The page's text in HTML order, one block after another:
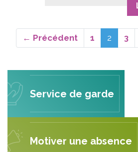
← Précédent 1 2 (actuel)
3
Service de garde
Motiver une absence